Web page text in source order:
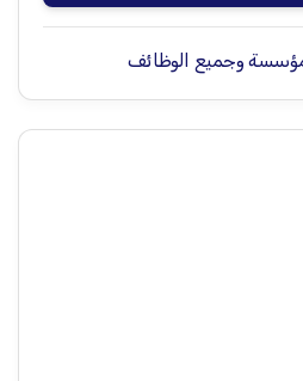
وجميع الوظائف